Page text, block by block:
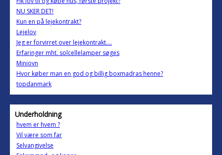
NU SKER DET!
Kun en på lejekontrakt?
Lejelov
Jeg er forvirret over lejekontrakt....
Erfaringer mht. solcellelamper søges
Miniovn
Hvor køber man en god og billig boxmadras henne?
topdanmark
Underholdning
hvem er hvem ?
Vil være som far
Selvangivelse